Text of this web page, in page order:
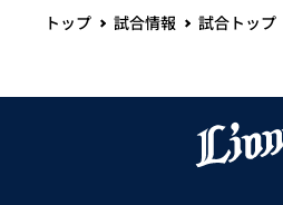
トップ 試合情報 試合トップ